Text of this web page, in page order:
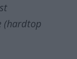
(hardtop